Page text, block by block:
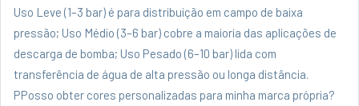
Uso Leve (1–3 bar) é para distribuição em campo de baixa
pressão; Uso Médio (3–6 bar) cobre a maioria das aplicações de
descarga de bomba; Uso Pesado (6–10 bar) lida com
transferência de água de alta pressão ou longa distância.
PPosso obter cores personalizadas para minha marca própria?